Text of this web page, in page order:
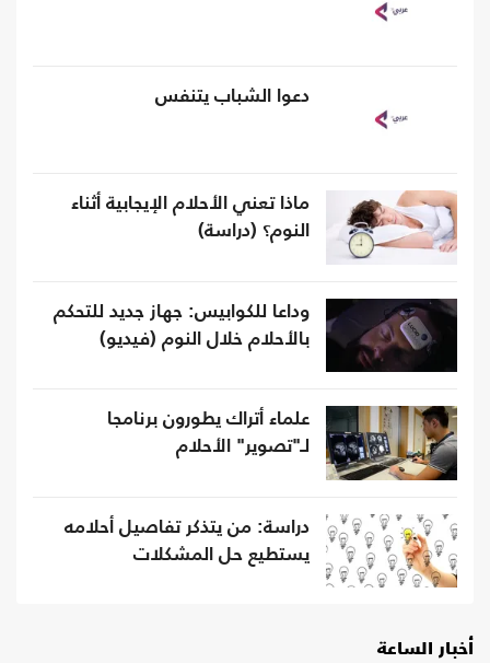
دعوا الشباب يتنفس
ماذا تعني الأحلام الإيجابية أثناء
النوم؟ (دراسة)
وداعا للكوابيس: جهاز جديد للتحكم
بالأحلام خلال النوم (فيديو)
علماء أتراك يطورون برنامجا
لـ"تصوير" الأحلام
دراسة: من يتذكر تفاصيل أحلامه
يستطيع حل المشكلات
أخبار الساعة